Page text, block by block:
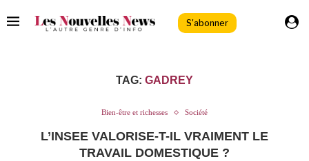
S'abonner
TAG: GADREY
Bien-être et richesses Société
L’INSEE VALORISE-T-IL VRAIMENT LE
TRAVAIL DOMESTIQUE ?